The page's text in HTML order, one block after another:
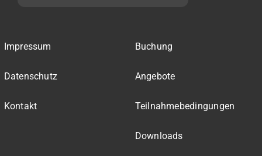
Impressum
Datenschutz
Kontakt
Buchung
Angebote
Teilnahmebedingungen
Downloads